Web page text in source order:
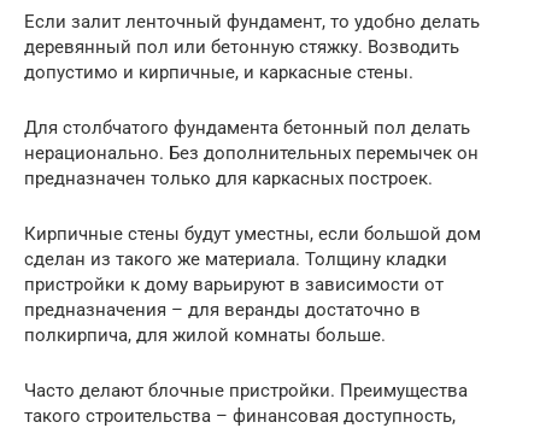
Если залит ленточный фундамент, то удобно делать
деревянный пол или бетонную стяжку. Возводить
допустимо и кирпичные, и каркасные стены.
Для столбчатого фундамента бетонный пол делать
нерационально. Без дополнительных перемычек он
предназначен только для каркасных построек.
Кирпичные стены будут уместны, если большой дом
сделан из такого же материала. Толщину кладки
пристройки к дому варьируют в зависимости от
предназначения – для веранды достаточно в
полкирпича, для жилой комнаты больше.
Часто делают блочные пристройки. Преимущества
такого строительства – финансовая доступность,